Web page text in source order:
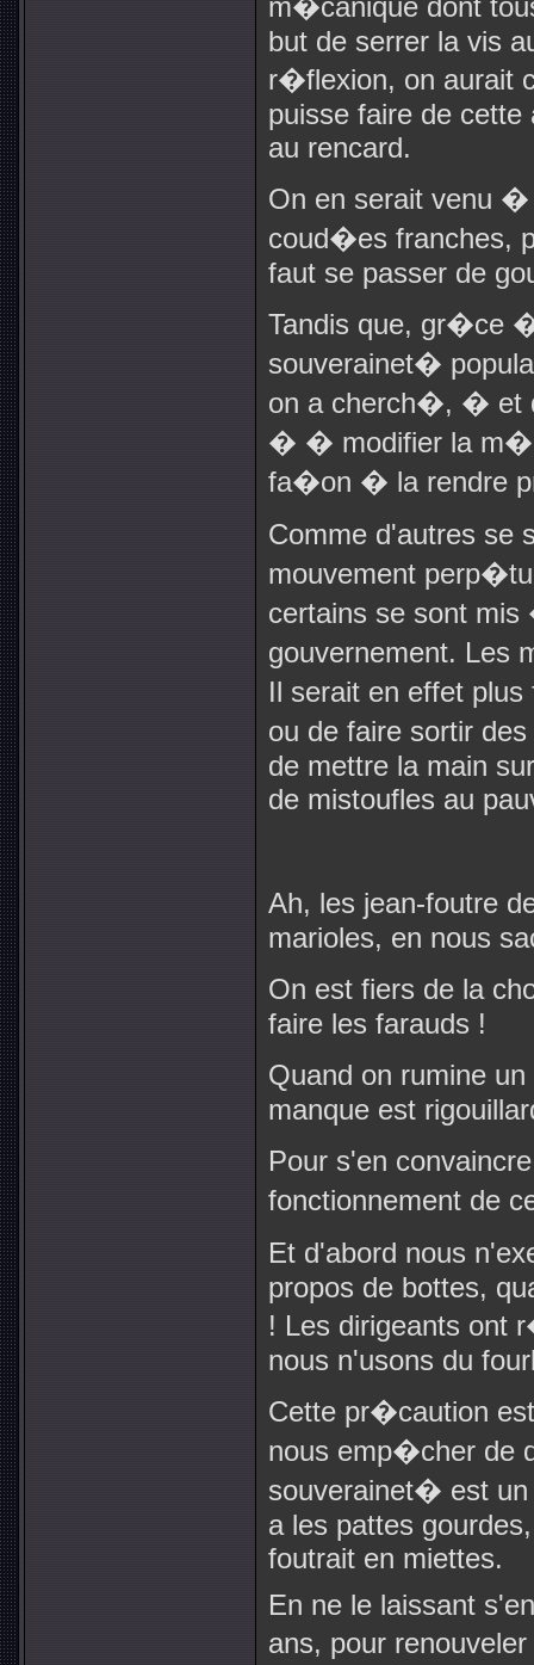
m�canique dont
but de serrer la vis
r�flexion, on aurait
puisse faire de
au rencard.
On en serait venu �
coud�es franches,
faut se passer de
Tandis que, gr�ce
souverainet�
on a cherch�, � et
� � modifier la
fa�on � la rendre
Comme d'autres
mouvement
certains se sont
gouvernement. Les
Il serait en effet
ou de faire sortir
de mettre la main
de mistoufles au
Ah, les jean-foutre
marioles, en nous
On est fiers de la
faire les farauds !
Quand on rumine
manque est
Pour s'en
fonctionnement de
Et d'abord nous
propos de bottes,
! Les dirigeants
nous n'usons du
Cette pr�caution
nous emp�cher
souverainet� est un
a les pattes
foutrait en miettes.
En ne le laissant
ans, pour